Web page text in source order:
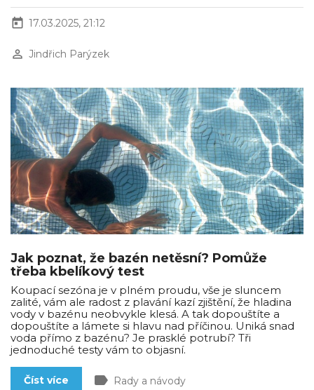
today 17.03.2025, 21:12
perm_identity Jindřich Parýzek
Jak poznat, že bazén netěsní? Pomůže
třeba kbelíkový test
Koupací sezóna je v plném proudu, vše je sluncem
zalité, vám ale radost z plavání kazí zjištění, že hladina
vody v bazénu neobvykle klesá. A tak dopouštíte a
dopouštíte a lámete si hlavu nad příčinou. Uniká snad
voda přímo z bazénu? Je prasklé potrubí? Tři
jednoduché testy vám to objasní.
Číst více label Rady a návody